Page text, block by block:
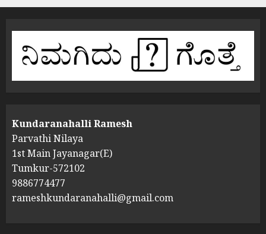
Kundaranahalli Ramesh
Parvathi Nilaya
1st Main Jayanagar(E)
Tumkur-572102
9886774477
rameshkundaranahalli@gmail.com